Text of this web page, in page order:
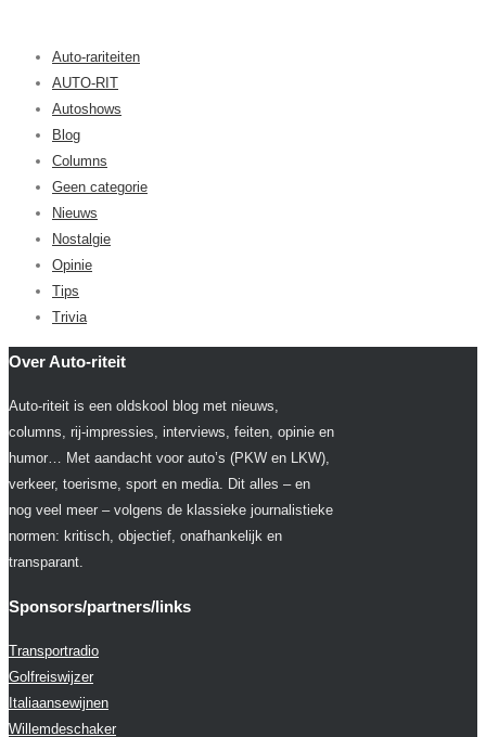
Auto-rariteiten
AUTO-RIT
Autoshows
Blog
Columns
Geen categorie
Nieuws
Nostalgie
Opinie
Tips
Trivia
Over Auto-riteit
Auto-riteit is een oldskool blog met nieuws,
columns, rij-impressies, interviews, feiten, opinie en
humor… Met aandacht voor auto’s (PKW en LKW),
verkeer, toerisme, sport en media. Dit alles – en
nog veel meer – volgens de klassieke journalistieke
normen: kritisch, objectief, onafhankelijk en
transparant.
Sponsors/partners/links
Transportradio
Golfreiswijzer
Italiaansewijnen
Willemdeschaker